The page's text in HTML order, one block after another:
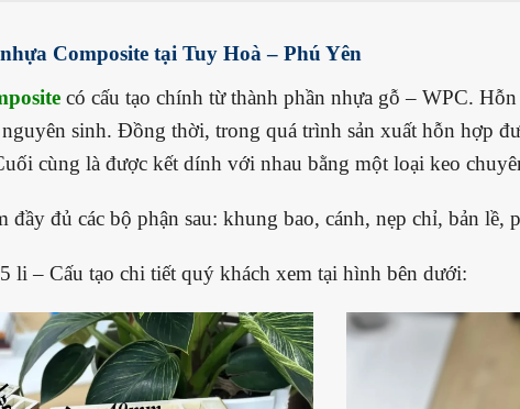
Composite tại Tuy Hoà – Phú Yên
có cấu tạo chính từ thành phần nhựa gỗ – WPC.
sinh. Đồng thời, trong quá trình sản xuất hỗn hợp
cùng là được kết dính với nhau bằng một loại keo
đầy đủ các bộ phận sau: khung bao, cánh, nẹp chỉ, bản lề,
li – Cấu tạo chi tiết quý khách xem tại hình bên dưới: